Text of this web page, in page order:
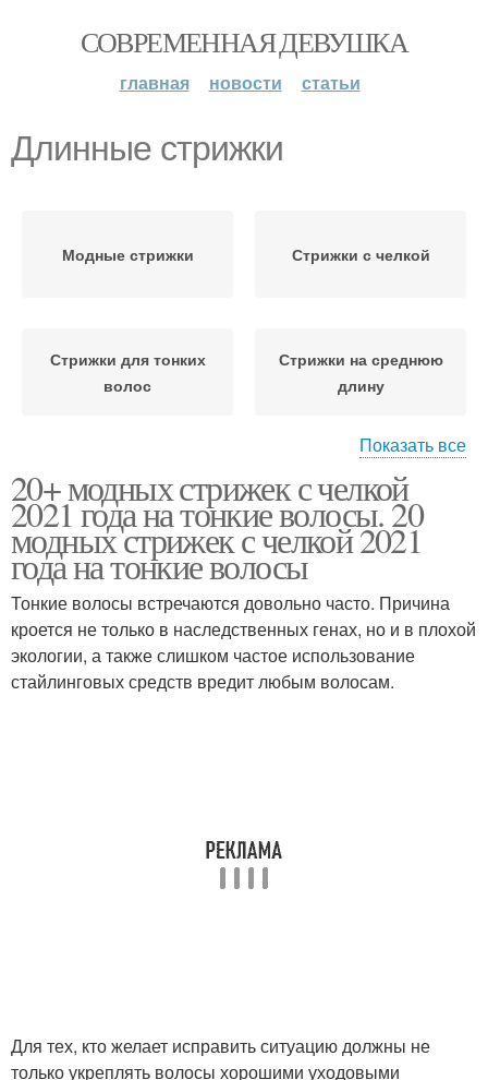
СОВРЕМЕННАЯ ДЕВУШКА
главная новости статьи
Длинные стрижки
Модные стрижки Стрижки с челкой
Стрижки для тонких
волос
Стрижки на среднюю
длину
Эффектная стрижка Длинная челка
Средние стрижки
Стрижки на тонкие
волосы
Показать все
20+ модных стрижек с челкой
2021 года на тонкие волосы. 20
модных стрижек с челкой 2021
года на тонкие волосы
Тонкие волосы встречаются довольно часто. Причина
кроется не только в наследственных генах, но и в плохой
экологии, а также слишком частое использование
стайлинговых средств вредит любым волосам.
Для тех, кто желает исправить ситуацию должны не
только укреплять волосы хорошими уходовыми